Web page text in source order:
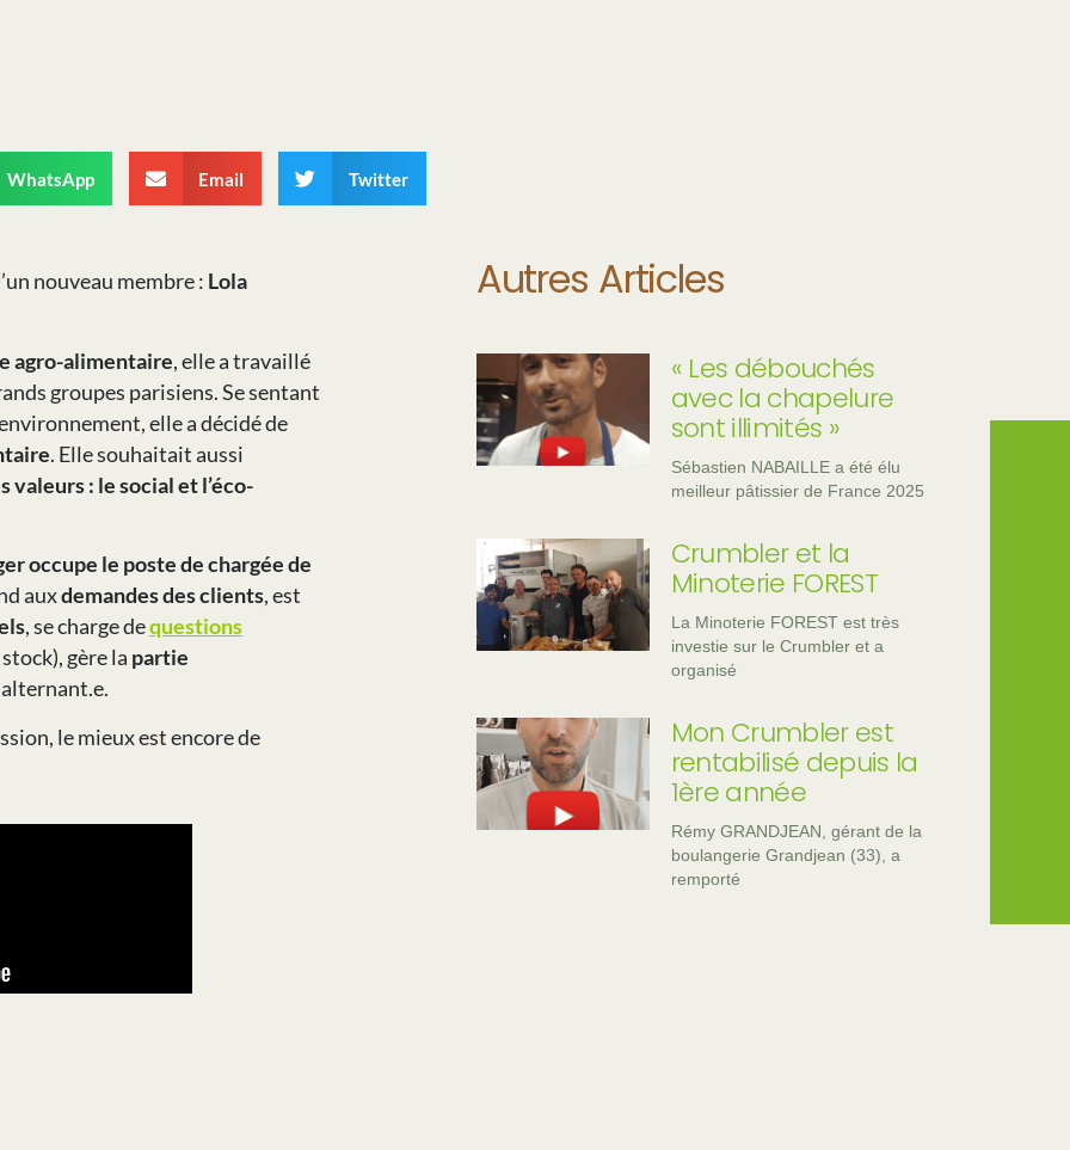
WhatsApp Email Twitter
nouveau membre : Lola
agro-alimentaire, elle a travaillé
groupes parisiens. Se sentant
elle a décidé de
. Elle souhaitait aussi
valeurs : le social et l’éco-
occupe le poste de chargée de
auxdemandes des clients, est
, se charge dequestions
gère la partie
le mieux est encore de
Autres Articles
« Les débouchés
avec la chapelure
sont illimités »
Sébastien NABAILLE a été élu
meilleur pâtissier de France 2025
Crumbler et la
Minoterie FOREST
La Minoterie FOREST est très
investie sur le Crumbler et a
organisé
Mon Crumbler est
rentabilisé depuis la
1ère année
Rémy GRANDJEAN, gérant de la
boulangerie Grandjean (33), a
remporté